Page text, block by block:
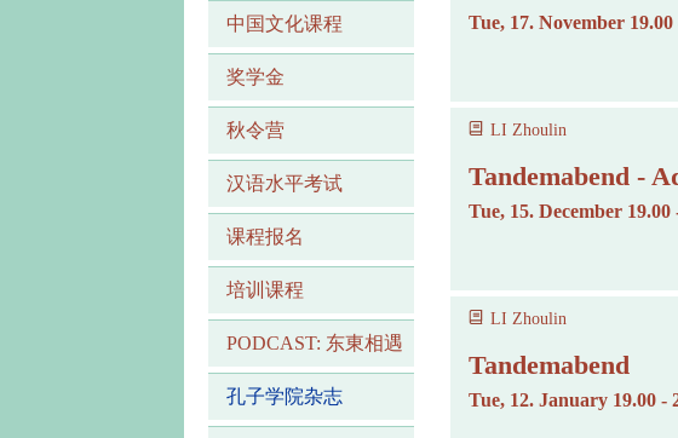
中国文化课程
奖学金
秋令营
汉语水平考试
课程报名
培训课程
PODCAST: 东東相遇
孔子学院杂志
Tue, 17. November
LI Zhoulin
Tandemabend -
Tue, 15. December 19.00
LI Zhoulin
Tandemabend
Tue, 12. January 19.00 -